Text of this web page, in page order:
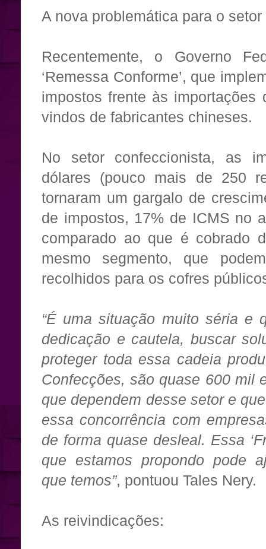
A nova problemática para o setor
Recentemente, o Governo
‘Remessa Conforme’, que
impostos frente às importações
vindos de fabricantes chineses.
No setor confeccionista, as
dólares (pouco mais de 250
tornaram um gargalo de
de impostos, 17% de ICMS no
comparado ao que é cobrado
mesmo segmento, que
recolhidos para os cofres
“É uma situação muito séria e
dedicação e cautela, buscar
proteger toda essa cadeia
Confecções, são quase 600 mil
que dependem desse setor e
essa concorrência com
de forma quase desleal. Essa
que estamos propondo pode
que temos”, pontuou Tales Nery.
As reivindicações: